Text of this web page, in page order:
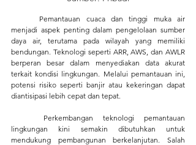
menjadi aspek penting dalam pengelolaan sumber
daya air, terutama pada wilayah yang memiliki
bendungan. Teknologi seperti ARR, AWS, dan AWLR
berperan besar dalam menyediakan data akurat
terkait kondisi lingkungan. Melalui pemantauan ini,
potensi risiko seperti banjir atau kekeringan dapat
diantisipasi lebih cepat dan tepat.
lingkungan kini semakin dibutuhkan untuk
mendukung pembangunan berkelanjutan. Salah